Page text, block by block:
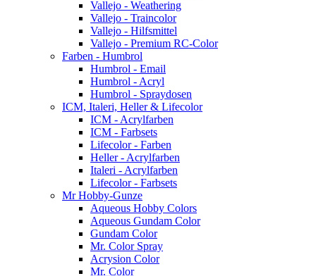
Vallejo - Weathering
Vallejo - Traincolor
Vallejo - Hilfsmittel
Vallejo - Premium RC-Color
Farben - Humbrol
Humbrol - Email
Humbrol - Acryl
Humbrol - Spraydosen
ICM, Italeri, Heller & Lifecolor
ICM - Acrylfarben
ICM - Farbsets
Lifecolor - Farben
Heller - Acrylfarben
Italeri - Acrylfarben
Lifecolor - Farbsets
Mr Hobby-Gunze
Aqueous Hobby Colors
Aqueous Gundam Color
Gundam Color
Mr. Color Spray
Acrysion Color
Mr. Color